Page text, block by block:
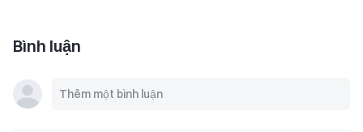
Bình luận